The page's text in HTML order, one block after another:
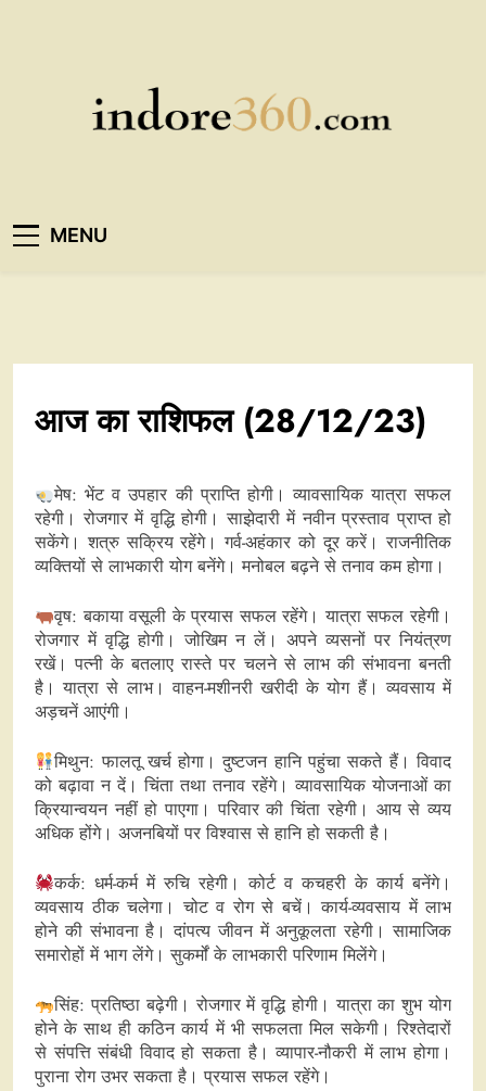
Indore360
MENU
आज का राशिफल (28/12/23)
मेष: भेंट व उपहार की प्राप्ति होगी। व्यावसायिक यात्रा सफल
रहेगी। रोजगार में वृद्धि होगी। साझेदारी में नवीन प्रस्ताव प्राप्त हो
सकेंगे। शत्रु सक्रिय रहेंगे। गर्व-अहंकार को दूर करें। राजनीतिक
व्यक्तियों से लाभकारी योग बनेंगे। मनोबल बढ़ने से तनाव कम होगा।
वृष: बकाया वसूली के प्रयास सफल रहेंगे। यात्रा सफल रहेगी।
रोजगार में वृद्धि होगी। जोखिम न लें। अपने व्यसनों पर नियंत्रण
रखें। पत्नी के बतलाए रास्ते पर चलने से लाभ की संभावना बनती
है। यात्रा से लाभ। वाहन-मशीनरी खरीदी के योग हैं। व्यवसाय में
अड़चनें आएंगी।
मिथुन: फालतू खर्च होगा। दुष्टजन हानि पहुंचा सकते हैं। विवाद
को बढ़ावा न दें। चिंता तथा तनाव रहेंगे। व्यावसायिक योजनाओं का
क्रियान्वयन नहीं हो पाएगा। परिवार की चिंता रहेगी। आय से व्यय
अधिक होंगे। अजनबियों पर विश्वास से हानि हो सकती है।
कर्क: धर्म-कर्म में रुचि रहेगी। कोर्ट व कचहरी के कार्य बनेंगे।
व्यवसाय ठीक चलेगा। चोट व रोग से बचें। कार्य-व्यवसाय में लाभ
होने की संभावना है। दांपत्य जीवन में अनुकूलता रहेगी। सामाजिक
समारोहों में भाग लेंगे। सुकर्मों के लाभकारी परिणाम मिलेंगे।
सिंह: प्रतिष्ठा बढ़ेगी। रोजगार में वृद्धि होगी। यात्रा का शुभ योग
होने के साथ ही कठिन कार्य में भी सफलता मिल सकेगी। रिश्तेदारों
से संपत्ति संबंधी विवाद हो सकता है। व्यापार-नौकरी में लाभ होगा।
पुराना रोग उभर सकता है। प्रयास सफल रहेंगे।